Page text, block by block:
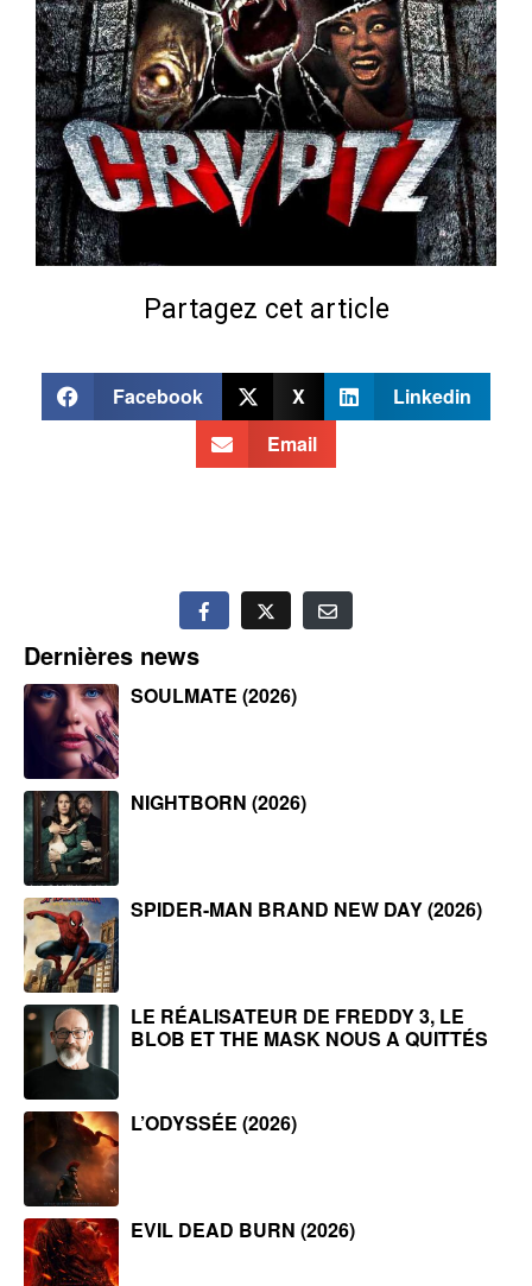
Partagez cet article
Facebook X
Linkedin
Email
Dernières news
SOULMATE (2026)
NIGHTBORN (2026)
SPIDER-MAN BRAND NEW DAY (2026)
LE RÉALISATEUR DE FREDDY 3, LE
BLOB ET THE MASK NOUS A QUITTÉS
L’ODYSSÉE (2026)
EVIL DEAD BURN (2026)